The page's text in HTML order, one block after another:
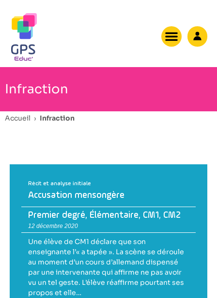
Infraction
Accueil › Infraction
Récit et analyse initiale
Accusation mensongère
Premier degré, Élémentaire, CM1, CM2
12 décembre 2020
Une élève de CM1 déclare que son
enseignante l’« a tapée ». La scène se déroule
au moment d’un cours d’allemand dispensé
par une intervenante qui affirme ne pas avoir
vu un tel geste. L’élève réaffirme pourtant ses
propos et elle…